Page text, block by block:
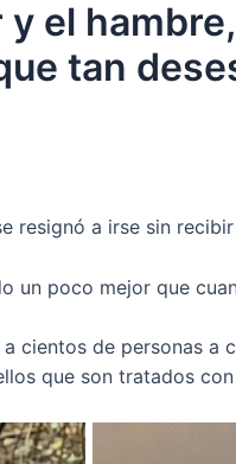
el
tan
resignó a irse sin
un poco mejor que
cientos de personas a
que son tratados